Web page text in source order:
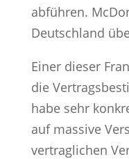
abführen.
Deutschland
Einer dieser
die
habe sehr
auf massive
vertraglichen